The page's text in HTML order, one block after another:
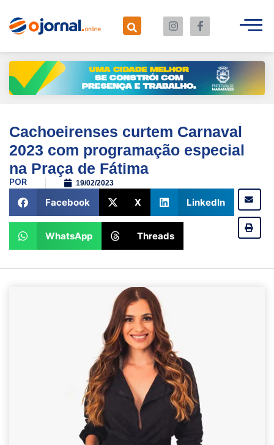
Cachoeirenses curtem Carnaval
2023 com programação especial
na Praça de Fátima
POR 19/02/2023
Facebook X LinkedIn
WhatsApp Threads